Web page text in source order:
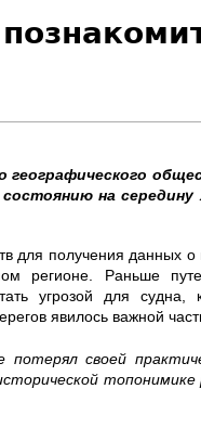
на
для получения данных
регионе. Раньше
угрозой для
явилось важной
своей